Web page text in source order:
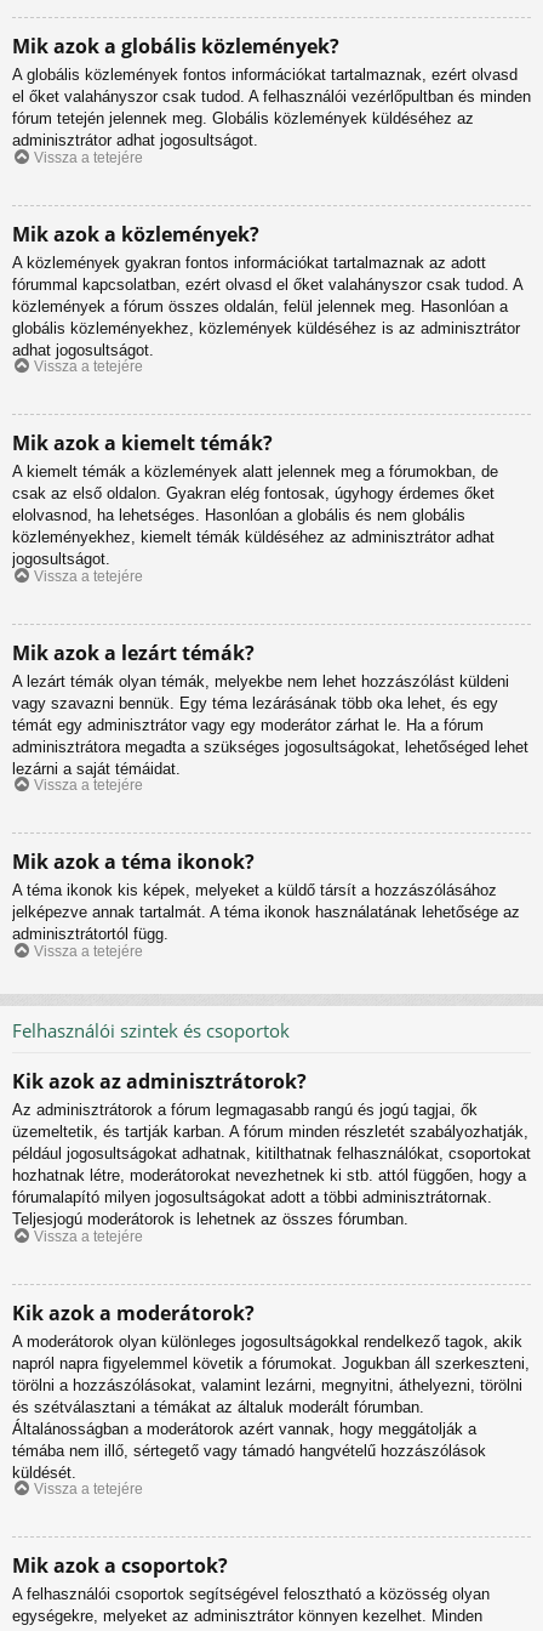
Mik azok a globális közlemények?
A globális közlemények fontos információkat tartalmaznak, ezért olvasd
el őket valahányszor csak tudod. A felhasználói vezérlőpultban és minden
fórum tetején jelennek meg. Globális közlemények küldéséhez az
adminisztrátor adhat jogosultságot.
Vissza a tetejére
Mik azok a közlemények?
A közlemények gyakran fontos információkat tartalmaznak az adott
fórummal kapcsolatban, ezért olvasd el őket valahányszor csak tudod. A
közlemények a fórum összes oldalán, felül jelennek meg. Hasonlóan a
globális közleményekhez, közlemények küldéséhez is az adminisztrátor
adhat jogosultságot.
Vissza a tetejére
Mik azok a kiemelt témák?
A kiemelt témák a közlemények alatt jelennek meg a fórumokban, de
csak az első oldalon. Gyakran elég fontosak, úgyhogy érdemes őket
elolvasnod, ha lehetséges. Hasonlóan a globális és nem globális
közleményekhez, kiemelt témák küldéséhez az adminisztrátor adhat
jogosultságot.
Vissza a tetejére
Mik azok a lezárt témák?
A lezárt témák olyan témák, melyekbe nem lehet hozzászólást küldeni
vagy szavazni bennük. Egy téma lezárásának több oka lehet, és egy
témát egy adminisztrátor vagy egy moderátor zárhat le. Ha a fórum
adminisztrátora megadta a szükséges jogosultságokat, lehetőséged lehet
lezárni a saját témáidat.
Vissza a tetejére
Mik azok a téma ikonok?
A téma ikonok kis képek, melyeket a küldő társít a hozzászólásához
jelképezve annak tartalmát. A téma ikonok használatának lehetősége az
adminisztrátortól függ.
Vissza a tetejére
Felhasználói szintek és csoportok
Kik azok az adminisztrátorok?
Az adminisztrátorok a fórum legmagasabb rangú és jogú tagjai, ők
üzemeltetik, és tartják karban. A fórum minden részletét szabályozhatják,
például jogosultságokat adhatnak, kitilthatnak felhasználókat, csoportokat
hozhatnak létre, moderátorokat nevezhetnek ki stb. attól függően, hogy a
fórumalapító milyen jogosultságokat adott a többi adminisztrátornak.
Teljesjogú moderátorok is lehetnek az összes fórumban.
Vissza a tetejére
Kik azok a moderátorok?
A moderátorok olyan különleges jogosultságokkal rendelkező tagok, akik
napról napra figyelemmel követik a fórumokat. Jogukban áll szerkeszteni,
törölni a hozzászólásokat, valamint lezárni, megnyitni, áthelyezni, törölni
és szétválasztani a témákat az általuk moderált fórumban.
Általánosságban a moderátorok azért vannak, hogy meggátolják a
témába nem illő, sértegető vagy támadó hangvételű hozzászólások
küldését.
Vissza a tetejére
Mik azok a csoportok?
A felhasználói csoportok segítségével felosztható a közösség olyan
egységekre, melyeket az adminisztrátor könnyen kezelhet. Minden